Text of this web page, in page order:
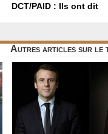
DCT/PAID : Ils ont dit
Autres articles sur le